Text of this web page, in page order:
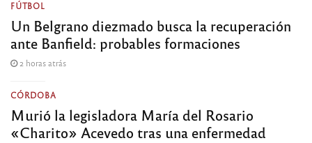
FÚTBOL
Un Belgrano diezmado busca la recuperación
ante Banfield: probables formaciones
2 horas atrás
CÓRDOBA
Murió la legisladora María del Rosario
«Charito» Acevedo tras una enfermedad